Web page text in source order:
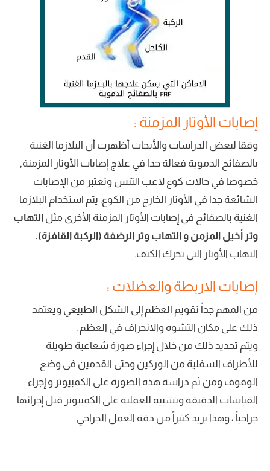
إصابات الأوتار المزمنة :
وفقا لبعض الدراسات والأبحاث أظهرت أن البلازما الغنية
بالصفائح الدموية فعالة جدا في علاج إصابات الأوتار المزمنة,
خصوصا في حالات كوع لاعب التنس وتعتبر من الإصابات
الشائعة جدا في الأوتار الخارج من الكوع. يتم استخدام البلازما
الغنية بالصفائح في إصابات الأوتار المزمنة الأخرى مثل التهاب
وتر أخيل المزمن و التهاب وتر الرضفة (الركبة القافزة).
التهاب الأوتار التي تحرك الكتف.
إصابات الاربطة والعضلات :
من المهم جداً تقويم العظم إلى الشكل الطبيعي ويعتمد
ذلك على مكان التشوه والانحراف في العظم .
ويتم تحديد ذلك من خلال إجراء صورة شعاعية طويلة
للأطراف السفلية من الوركين وحتى القدمين في وضع
الوقوف ومن ثم دراسة هذه الصورة على الكمبيوتر و إجراء
القياسات الدقيقة وتشبيه للعملية على الكمبيوتر قبل إجرائها
جراحياً ، وهذا يزيد كثيراً من دقة العمل الجراحي .